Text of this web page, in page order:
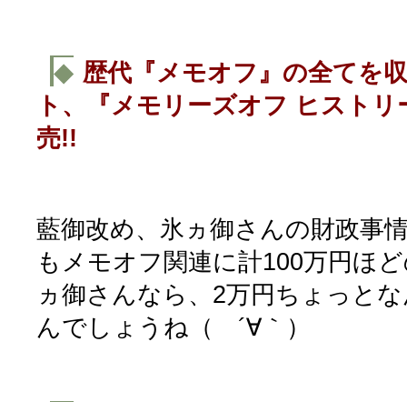
◆ 歴代『メモオフ』の全てを
ト、『メモリーズオフ ヒストリ
売!!
藍御改め、氷ヵ御さんの財政事
もメモオフ関連に計100万円ほ
ヵ御さんなら、2万円ちょっと
んでしょうね（ ´∀｀）